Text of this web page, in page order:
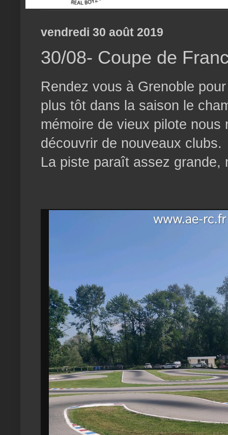
vendredi 30 août 2019
30/08- Coupe de
Rendez vous à Grenoble
plus tôt dans la saison le
mémoire de vieux pilote
découvrir de nouveaux clubs.
La piste paraît assez